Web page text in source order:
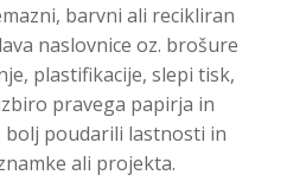
barvni ali recikliran
naslovnice oz. brošure
plastifikacije, slepi tisk,
pravega papirja in
bolj poudarili lastnosti in
ali projekta.